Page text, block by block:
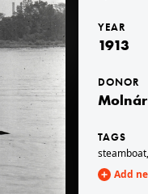
1913 · Oravský Podzámok
Árva vára.
YEAR
1913
DONOR
TAGS
steamboat,
Add